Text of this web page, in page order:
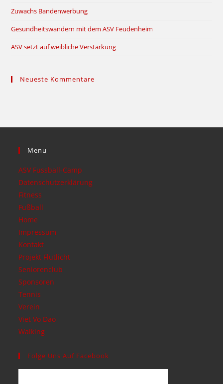
Zuwachs Bandenwerbung
Gesundheitswandern mit dem ASV Feudenheim
ASV setzt auf weibliche Verstärkung
Neueste Kommentare
Menu
ASV Fussball-Camp
Datenschutzerklärung
Fitness
Fußball
Home
Impressum
Kontakt
Projekt Flutlicht
Seniorenclub
Sponsoren
Tennis
Verein
Viet Vo Dao
Walking
Folge Uns Auf Facebook